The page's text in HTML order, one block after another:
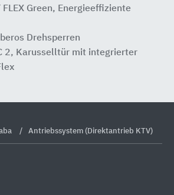
FLEX Green, Energieeffiziente
Drehsperren
2, Karusselltür mit integrierter
Antriebssystem (Direktantrieb KTV)